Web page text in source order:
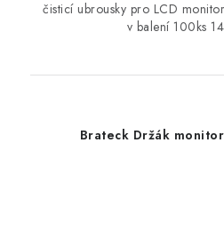
čisticí ubrousky pro LCD
v balení 100ks
Brateck Držák